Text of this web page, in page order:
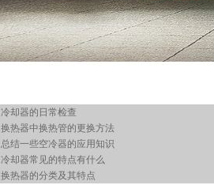
冷却器的日常检查
换热器中换热管的更换方法
总结一些空冷器的应用知识
冷却器常见的特点有什么
换热器的分类及其特点